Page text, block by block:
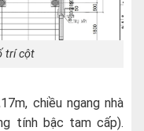
trí cột
chiều ngang nhà
tính bậc tam cấp).